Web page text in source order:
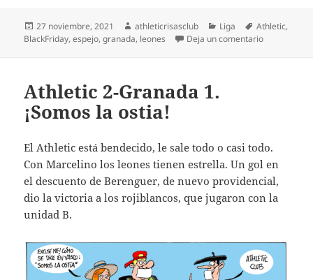
Publicado
el
27 noviembre, 2021 Autor
athleticrisasclub Categorías
Liga Etiquetas
Athletic,
BlackFriday,espejo,granada, leones Deja un comentarioen Leones
Athletic 2-Granada 1.
¡Somos la ostia!
El Athletic está bendecido, le sale todo o casi todo.
Con Marcelino los leones tienen estrella. Un gol en
el descuento de Berenguer, de nuevo providencial,
dio la victoria a los rojiblancos, que jugaron con la
unidad B.